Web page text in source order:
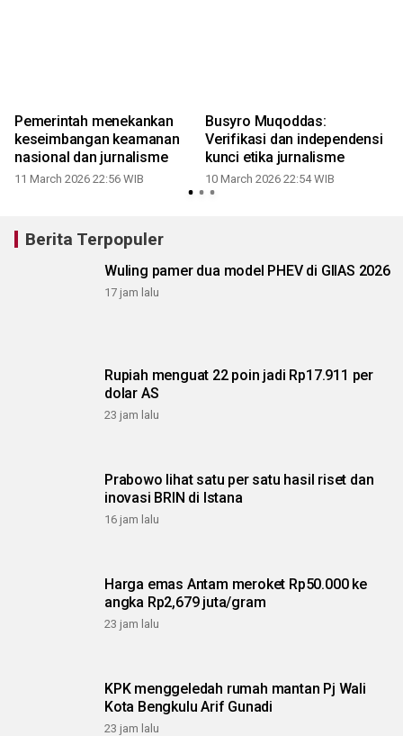
Pemerintah menekankan
keseimbangan keamanan
nasional dan jurnalisme
11 March 2026 22:56 WIB
Busyro Muqoddas:
Verifikasi dan independensi
kunci etika jurnalisme
10 March 2026 22:54 WIB
Berita Terpopuler
Wuling pamer dua model PHEV di GIIAS 2026
17 jam lalu
Rupiah menguat 22 poin jadi Rp17.911 per
dolar AS
23 jam lalu
Prabowo lihat satu per satu hasil riset dan
inovasi BRIN di Istana
16 jam lalu
Harga emas Antam meroket Rp50.000 ke
angka Rp2,679 juta/gram
23 jam lalu
KPK menggeledah rumah mantan Pj Wali
Kota Bengkulu Arif Gunadi
23 jam lalu